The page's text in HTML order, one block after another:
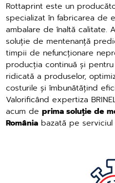
Rottaprint este un
specializat în fabricarea de
ambalare de înaltă calitate.
soluție de mentenanță
timpii de nefuncționare
producția continuă și
ridicată a produselor,
costurile și îmbunătățind
Valorificând expertiza
acum de prima soluție de
România bazată pe serviciul